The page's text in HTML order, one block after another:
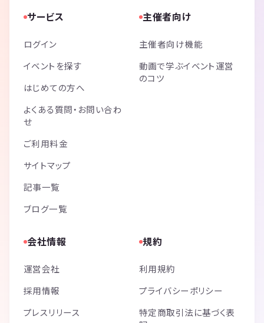
サービス
ログイン
イベントを探す
はじめての方へ
よくある質問・お問い合わ
せ
ご利用料金
サイトマップ
記事一覧
ブログ一覧
主催者向け
主催者向け機能
動画で学ぶイベント運営
のコツ
会社情報
運営会社
採用情報
プレスリリース
規約
利用規約
プライバシーポリシー
特定商取引法に基づく表